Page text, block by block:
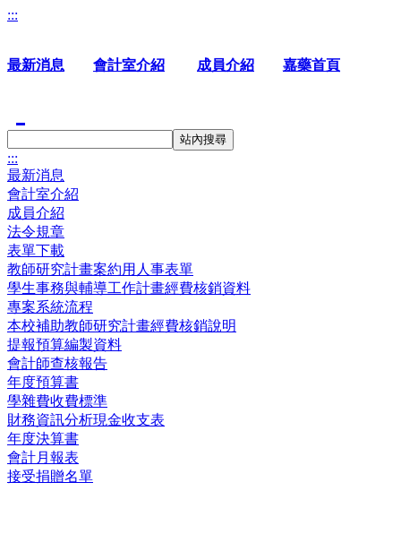
:::
最新消息 會計室介紹 成員介紹 嘉藥首頁
站內搜尋
:::
最新消息
會計室介紹
成員介紹
法令規章
表單下載
教師研究計畫案約用人事表單
學生事務與輔導工作計畫經費核銷資料
專案系統流程
本校補助教師研究計畫經費核銷說明
提報預算編製資料
會計師查核報告
年度預算書
學雜費收費標準
財務資訊分析現金收支表
年度決算書
會計月報表
接受捐贈名單